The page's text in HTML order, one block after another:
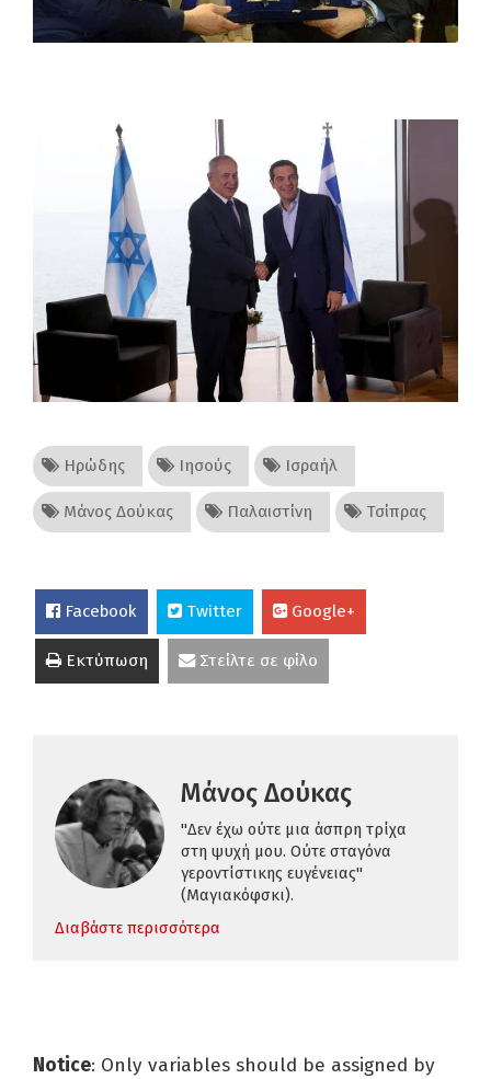
Ηρώδης Ιησούς Ισραήλ
Μάνος Δούκας Παλαιστίνη Τσίπρας
Facebook Twitter Google+
Εκτύπωση Στείλτε σε φίλο
Μάνος Δούκας
"Δεν έχω ούτε μια άσπρη τρίχα
στη ψυχή μου. Ούτε σταγόνα
γεροντίστικης ευγένειας"
(Μαγιακόφσκι).
Διαβάστε περισσότερα
Notice: Only variables should be assigned by